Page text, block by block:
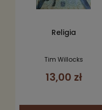
Religia
Tim Willocks
13,00 zł